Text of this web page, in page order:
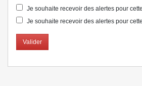
Je souhaite recevoir des alertes pour
Je souhaite recevoir des alertes pour
Valider